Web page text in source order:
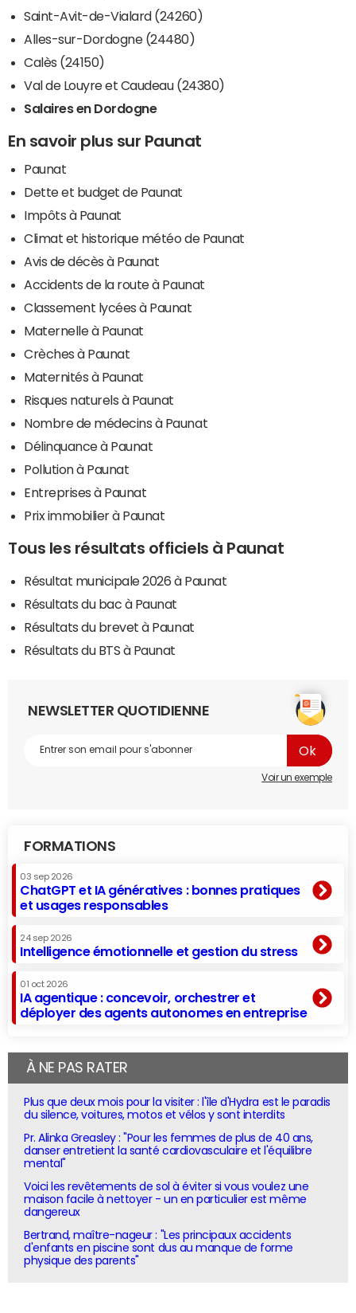
Saint-Avit-de-Vialard (24260)
Alles-sur-Dordogne (24480)
Calès (24150)
Val de Louyre et Caudeau (24380)
Salaires en Dordogne
En savoir plus sur Paunat
Paunat
Dette et budget de Paunat
Impôts à Paunat
Climat et historique météo de Paunat
Avis de décès à Paunat
Accidents de la route à Paunat
Classement lycées à Paunat
Maternelle à Paunat
Crèches à Paunat
Maternités à Paunat
Risques naturels à Paunat
Nombre de médecins à Paunat
Délinquance à Paunat
Pollution à Paunat
Entreprises à Paunat
Prix immobilier à Paunat
Tous les résultats officiels à Paunat
Résultat municipale 2026 à Paunat
Résultats du bac à Paunat
Résultats du brevet à Paunat
Résultats du BTS à Paunat
NEWSLETTER QUOTIDIENNE
Voir un exemple
FORMATIONS
03 sep 2026
ChatGPT et IA génératives : bonnes pratiques
et usages responsables
24 sep 2026
Intelligence émotionnelle et gestion du stress
01 oct 2026
IA agentique : concevoir, orchestrer et
déployer des agents autonomes en entreprise
À NE PAS RATER
Plus que deux mois pour la visiter : l'île d'Hydra est le paradis
du silence, voitures, motos et vélos y sont interdits
Pr. Alinka Greasley : "Pour les femmes de plus de 40 ans,
danser entretient la santé cardiovasculaire et l'équilibre
mental"
Voici les revêtements de sol à éviter si vous voulez une
maison facile à nettoyer - un en particulier est même
dangereux
Bertrand, maître-nageur : "Les principaux accidents
d'enfants en piscine sont dus au manque de forme
physique des parents"